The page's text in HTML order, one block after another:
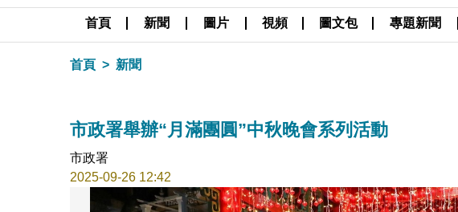
首頁 新聞 圖片 視頻 圖文包 專題新聞
首頁 新聞
市政署舉辦“月滿團圓”中秋晚會系列活動
市政署
2025-09-26 12:42